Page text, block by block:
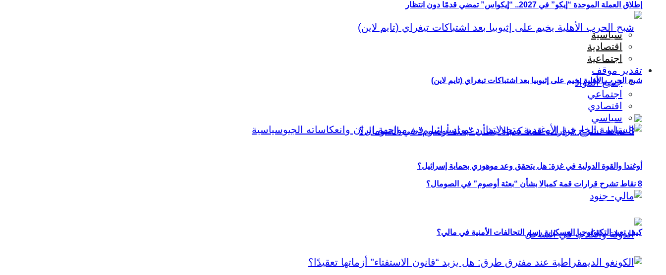
شبح الحرب الأهلية يخيم على إثيوبيا بعد اشتباكات تيغراي (تايم لاين)
8 نقاط تشرح قرارات قمة كمبالا بشأن “بعثة أوصوم” في الصومال؟
إطلاق العملة الموحدة “إيكو” في 2027.. “إيكواس” تمضي قدمًا دون انتظار
سياسية
اقتصادية
اجتماعية
تقدير موقف
جميع المواد
اجتماعي
اقتصادي
سياسي
أوغندا والقوة الدولية في غزة: هل يتحقق وعد موهوزي بحماية إسرائيل؟
كيف تعيد التكنولوجيا العسكرية رسم التحالفات الأمنية في مالي؟